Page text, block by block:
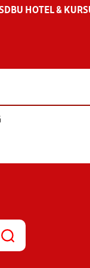
DBU HOTEL &